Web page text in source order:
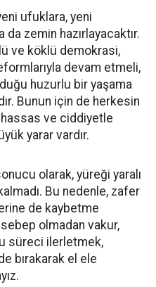
ufuklara, yeni
zemin hazırlayacaktır.
ve köklü demokrasi,
devam etmeli,
huzurlu bir yaşama
Bunun için de herkesin
ve ciddiyetle
yarar vardır.
olarak, yüreği yaralı
Bu nedenle, zafer
de kaybetme
olmadan vakur,
süreci ilerletmek,
bırakarak el ele